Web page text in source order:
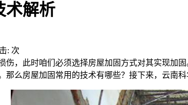
术解析
: 次
伤，此时咱们必须选择房屋加固方式对其实现
么房屋加固常用的技术有哪些？接下来，云南